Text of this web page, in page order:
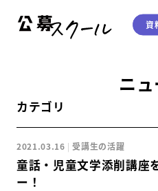
ジャンルから探す
小説
エッセイ
童話
ライティング
資
ニ
カテゴリ
2021.03.16 受講生の活躍
童話・児童文学添削講座
ー！